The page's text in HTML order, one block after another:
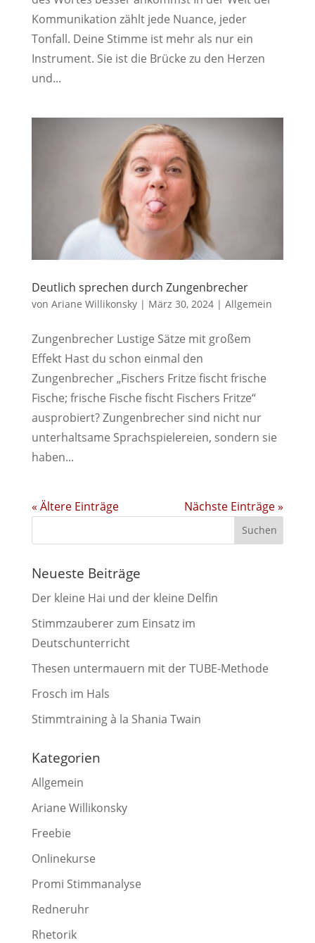
Kommunikation zählt jede Nuance, jeder
Tonfall. Deine Stimme ist mehr als nur ein
Instrument. Sie ist die Brücke zu den Herzen
und...
Deutlich sprechen durch Zungenbrecher
von Ariane Willikonsky| März 30, 2024| Allgemein
Zungenbrecher Lustige Sätze mit großem
Effekt Hast du schon einmal den
Zungenbrecher „Fischers Fritze fischt frische
Fische; frische Fische fischt Fischers Fritze“
ausprobiert? Zungenbrecher sind nicht nur
unterhaltsame Sprachspielereien, sondern sie
haben...
« Ältere Einträge Nächste Einträge »
Neueste Beiträge
Der kleine Hai und der kleine Delfin
Stimmzauberer zum Einsatz im
Deutschunterricht
Thesen untermauern mit der TUBE-Methode
Frosch im Hals
Stimmtraining à la Shania Twain
Kategorien
Allgemein
Ariane Willikonsky
Freebie
Onlinekurse
Promi Stimmanalyse
Redneruhr
Rhetorik